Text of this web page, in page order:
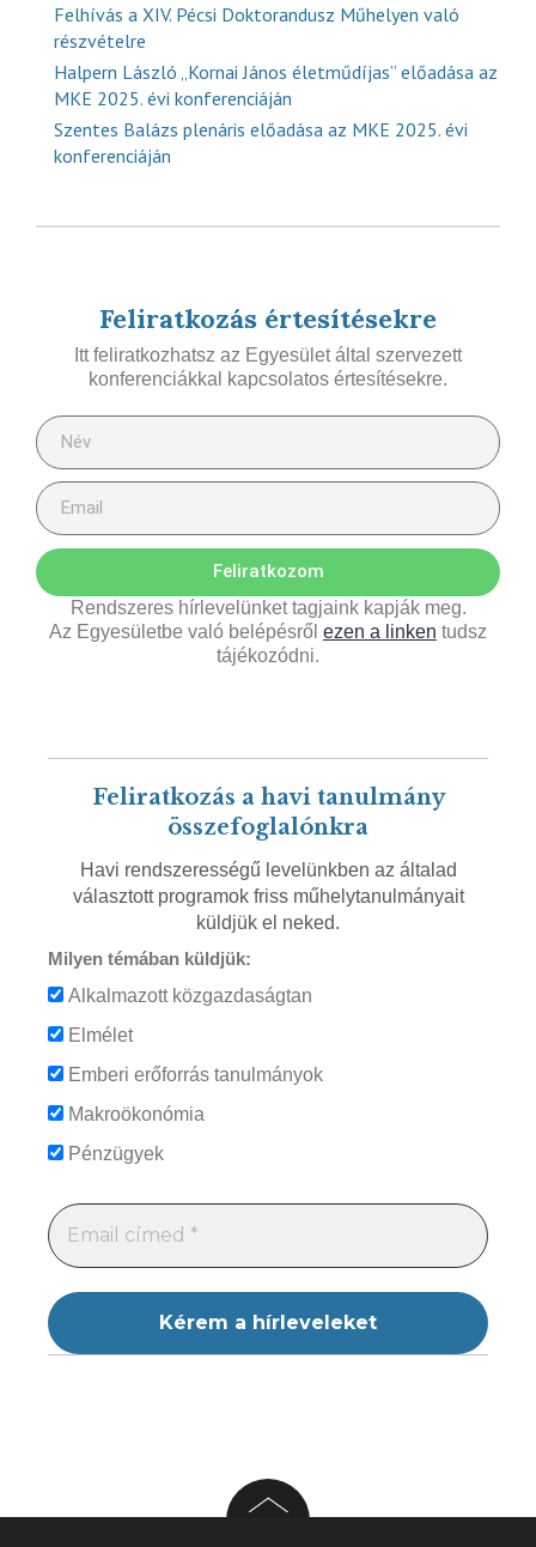
Felhívás a XIV. Pécsi Doktorandusz Műhelyen való
részvételre
Halpern László „Kornai János életműdíjas” előadása az
MKE 2025. évi konferenciáján
Szentes Balázs plenáris előadása az MKE 2025. évi
konferenciáján
Feliratkozás értesítésekre
Itt feliratkozhatsz az Egyesület által szervezett
konferenciákkal kapcsolatos értesítésekre.
Feliratkozom
Rendszeres hírlevelünket tagjaink kapják meg.
Az Egyesületbe való belépésről ezen a linken tudsz
tájékozódni.
Feliratkozás a havi tanulmány
összefoglalónkra
Havi rendszerességű levelünkben az általad
választott programok friss műhelytanulmányait
küldjük el neked.
Milyen témában küldjük:
Alkalmazott közgazdaságtan
Elmélet
Emberi erőforrás tanulmányok
Makroökonómia
Pénzügyek